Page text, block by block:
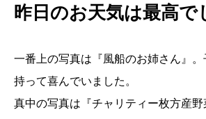
昨日のお天気は最高で
一番上の写真は『風船のお姉さん』
持って喜んでいました。
真中の写真は『チャリティー枚方産